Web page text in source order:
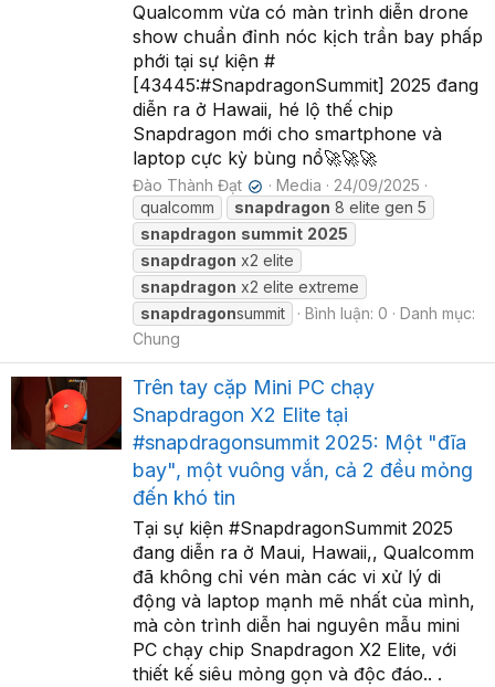
Qualcomm vừa có màn trình diễn drone
show chuẩn đỉnh nóc kịch trần bay phấp
phới tại sự kiện #
[43445:#SnapdragonSummit] 2025 đang
diễn ra ở Hawaii, hé lộ thế chip
Snapdragon mới cho smartphone và
laptop cực kỳ bùng nổ🚀🚀🚀
Đào Thành Đạt ✔ Media
24/09/2025
qualcomm
snapdragon 8 elite gen 5
snapdragon summit 2025
snapdragon x2 elite
snapdragon x2 elite extreme
snapdragonsummit Bình luận: 0
Danh mục:
Chung
Trên tay cặp Mini PC chạy
Snapdragon X2 Elite tại
#snapdragonsummit 2025: Một "đĩa
bay", một vuông vắn, cả 2 đều mỏng
đến khó tin
Tại sự kiện #SnapdragonSummit 2025
đang diễn ra ở Maui, Hawaii,, Qualcomm
đã không chỉ vén màn các vi xử lý di
động và laptop mạnh mẽ nhất của mình,
mà còn trình diễn hai nguyên mẫu mini
PC chạy chip Snapdragon X2 Elite, với
thiết kế siêu mỏng gọn và độc đáo.. .